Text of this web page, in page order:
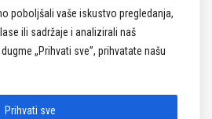
poboljšali vaše iskustvo pregledanja,
ili sadržaje i analizirali naš
„Prihvati sve”, prihvatate našu
Prihvati sve